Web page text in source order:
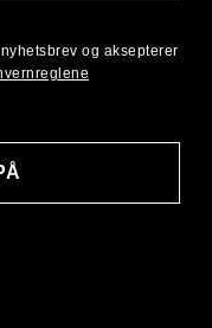
og aksepterer